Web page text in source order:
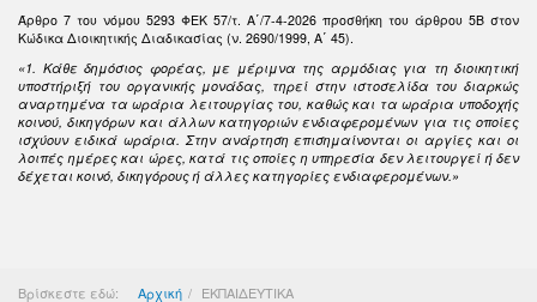
Άρθρο 7 του νόμου 5293 ΦΕΚ 57/τ. Α΄/7-4-2026 προσθήκη του άρθρου 5Β στον
Κώδικα Διοικητικής Διαδικασίας (ν. 2690/1999, Α΄ 45).
«1. Κάθε δημόσιος φορέας, με μέριμνα της αρμόδιας για τη διοικητική
υποστήριξή του οργανικής μονάδας, τηρεί στην ιστοσελίδα του διαρκώς
αναρτημένα τα ωράρια λειτουργίας του, καθώς και τα ωράρια υποδοχής
κοινού, δικηγόρων και άλλων κατηγοριών ενδιαφερομένων για τις οποίες
ισχύουν ειδικά ωράρια. Στην ανάρτηση επισημαίνονται οι αργίες και οι
λοιπές ημέρες και ώρες, κατά τις οποίες η υπηρεσία δεν λειτουργεί ή δεν
δέχεται κοινό, δικηγόρους ή άλλες κατηγορίες ενδιαφερομένων.»
Βρίσκεστε εδώ: Αρχική ΕΚΠΑΙΔΕΥΤΙΚΑ